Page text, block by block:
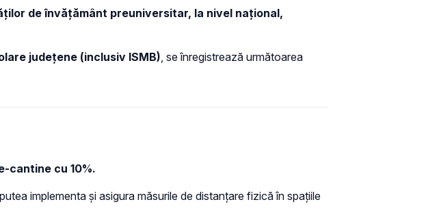
de învățământ preuniversitar, la nivel național,
județene (inclusiv ISMB) , se înregistrează următoarea
cantine cu 10%.
implementa și asigura măsurile de distanțare fizică în spațiile